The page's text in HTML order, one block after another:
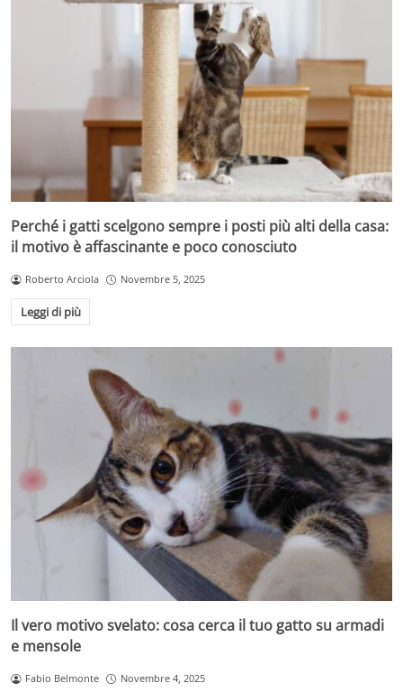
Perché i gatti scelgono sempre i posti più alti della casa:
il motivo è affascinante e poco conosciuto
Roberto Arciola Novembre 5, 2025
Leggi di più
Il vero motivo svelato: cosa cerca il tuo gatto su armadi
e mensole
Fabio Belmonte Novembre 4, 2025